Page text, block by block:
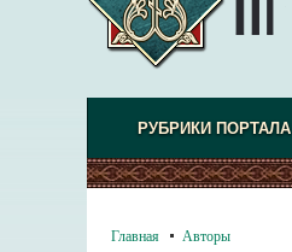
РУБРИКИ ПОРТАЛА
Главная Авторы